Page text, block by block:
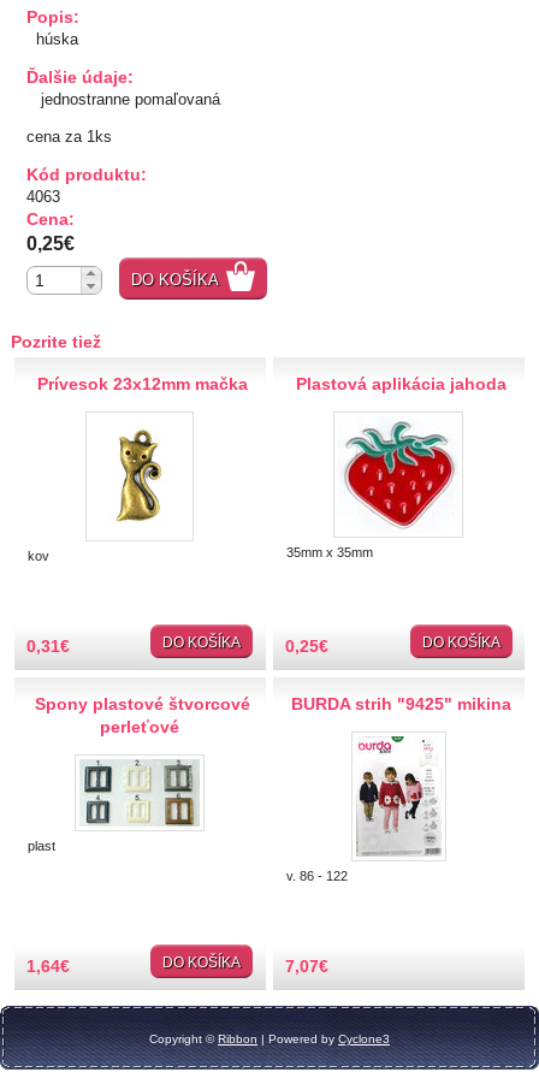
TIPY NA DARČEKY
Zľavnené
Kovové, plastové
Prišívacie
Šróbovacie
Taftové skladané
Tyl, satén, monofil
Semišové, háčkované
Papierové, umelé
Zlaté, strieborné
Háčkované, vyšívané
Plastové detské
Sklíčka a perličky
Prišívacie
Drevené výseky
Flitre
Korálky
Popis:
húska
Ďalšie údaje:
jednostranne pomaľovaná
cena za 1ks
Kód produktu:
4063
Cena:
0,25€
DO KOŠÍKA
Pozrite tiež
Prívesok 23x12mm mačka
kov
0,31€ DO KOŠÍKA
Plastová aplikácia jahoda
35mm x 35mm
0,25€ DO KOŠÍKA
Spony plastové štvorcové
perleťové
plast
1,64€ DO KOŠÍKA
BURDA strih "9425" mikina
v. 86 - 122
7,07€
Copyright ©Ribbon| Powered by Cyclone3